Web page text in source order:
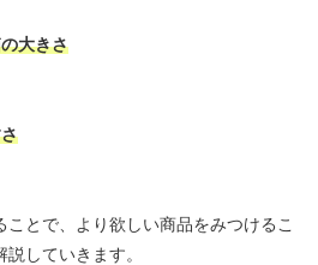
大きさ
とで、より欲しい商品をみつけるこ
していきます。